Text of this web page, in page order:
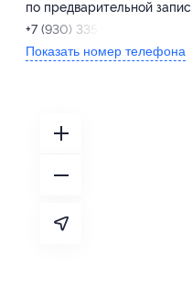
по предварительной
+7 (930) 335-09-10
Показать номер телефона